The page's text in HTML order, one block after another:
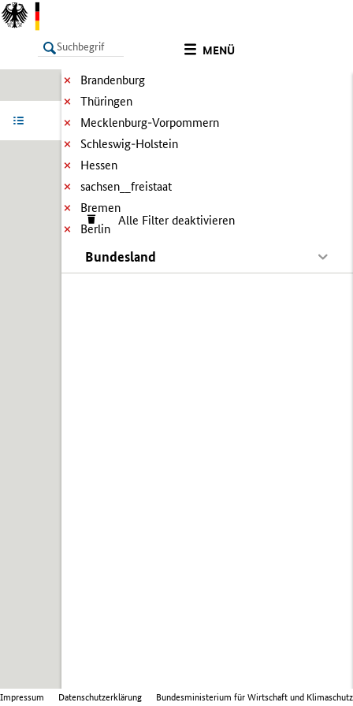
MENÜ
LISTE Info
Brandenburg
Thüringen
Mecklenburg-Vorpommern
Schleswig-Holstein
Hessen
sachsen__freistaat
Bremen
Berlin
Alle Filter deaktivieren
Bundesland
Impressum Datenschutzerklärung Bundesministerium für Wirtschaft und Klimaschutz